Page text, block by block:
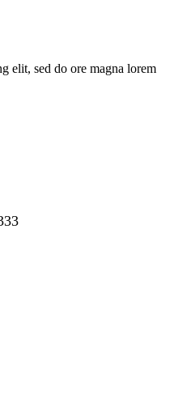
elit, sed do ore magna lorem